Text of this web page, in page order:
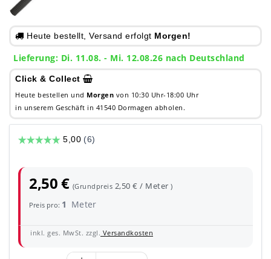
Heute bestellt, Versand erfolgt Morgen!
Lieferung: Di. 11.08. - Mi. 12.08.26 nach Deutschland
Click & Collect
Heute bestellen und Morgen von 10:30 Uhr-18:00 Uhr
in unserem Geschäft in 41540 Dormagen abholen.
2,50 € (Grundpreis 2,50 € / Meter)
Preis pro: 1 Meter
inkl. ges. MwSt. zzgl. Versandkosten